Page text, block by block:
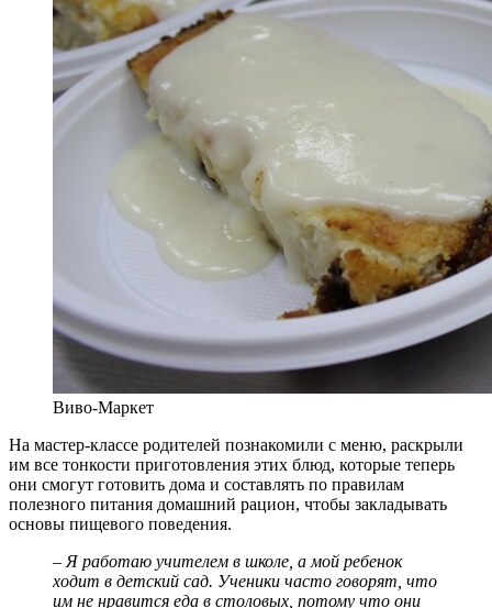
Виво-Маркет
На мастер-классе родителей познакомили с меню, раскрыли
им все тонкости приготовления этих блюд, которые теперь
они смогут готовить дома и составлять по правилам
полезного питания домашний рацион, чтобы закладывать
основы пищевого поведения.
– Я работаю учителем в школе, а мой ребенок
ходит в детский сад. Ученики часто говорят, что
им не нравится еда в столовых, потому что они